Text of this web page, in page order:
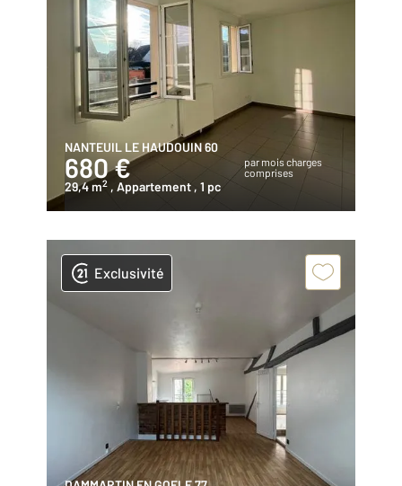
NANTEUIL LE HAUDOUIN 60
680 €
par mois charges
comprises
29,4 m2 , Appartement , 1 pc
Exclusivité